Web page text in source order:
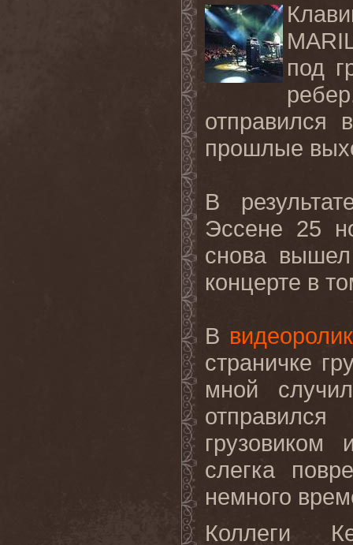
под
отправился
прошлые
В
Эссене 25
снова
концерте в
В
страничке
мной
слегка
немного
Коллеги